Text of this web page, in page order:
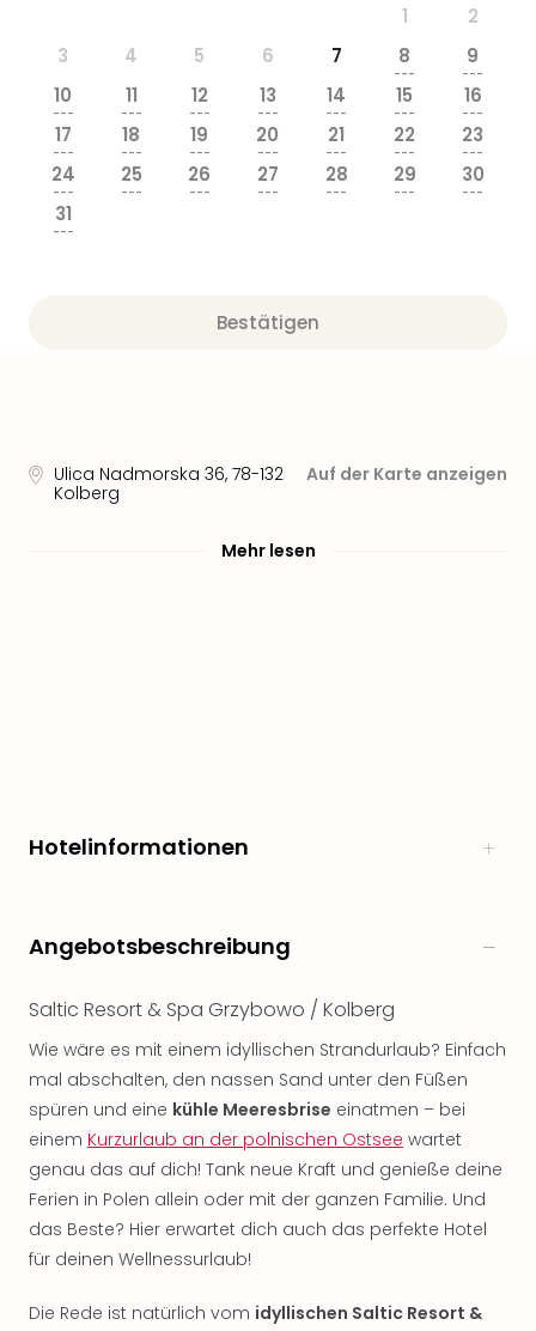
1
2
3
4 5 6 7 8
---
9
---
10
---
11
---
12
---
13
---
14
---
15
---
16
---
17
---
18
---
19
---
20
---
21
---
22
---
23
---
24
---
25
---
26
---
27
---
28
---
29
---
30
---
31
---
Bestätigen
Ulica Nadmorska 36, 78-132
Kolberg
Auf der Karte anzeigen
Mehr lesen
Hotelinformationen
Angebotsbeschreibung
Saltic Resort & Spa Grzybowo / Kolberg
Wie wäre es mit einem idyllischen Strandurlaub? Einfach
mal abschalten, den nassen Sand unter den Füßen
spüren und eine kühle Meeresbrise einatmen – bei
einem Kurzurlaub an der polnischen Ostsee wartet
genau das auf dich! Tank neue Kraft und genieße deine
Ferien in Polen allein oder mit der ganzen Familie. Und
das Beste? Hier erwartet dich auch das perfekte Hotel
für deinen Wellnessurlaub!
Die Rede ist natürlich vom idyllischen Saltic Resort &